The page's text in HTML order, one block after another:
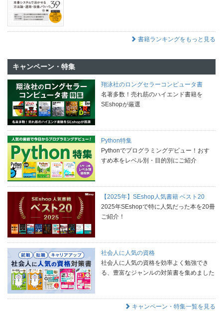
書籍ランキングをもっと見る
キャンペーン・特集
翔泳社のロングセラーコンピュータ書
名著多数！売れ筋のハイエンド書籍を
SEshopが厳選
Python特集
Pythonでプログラミングデビュー！おす
すめ本をレベル別・目的別にご紹介
【2025年】SEshop人気書籍 ベスト20
2025年SEshopで特に人気だった本を20冊
ご紹介！
社会人に人気の資格
社会人に人気の資格を効率よく勉強でき
る、豊富なジャンルの対策書を集めました
キャンペーン・特集一覧を見る